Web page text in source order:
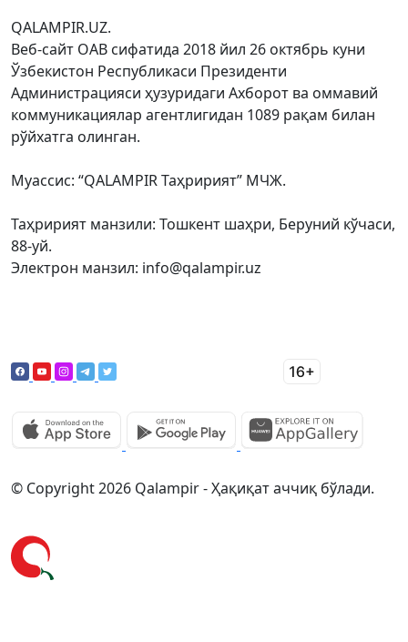
QALAMPIR.UZ.
Веб-сайт ОАВ сифатида 2018 йил 26 октябрь куни
Ўзбекистон Республикаси Президенти
Администрацияси ҳузуридаги Ахборот ва оммавий
коммуникациялар агентлигидан 1089 рақам билан
рўйхатга олинган.
Муассис: “QALAMPIR Таҳририят” МЧЖ.
Таҳририят манзили: Тошкент шаҳри, Беруний кўчаси,
88-уй.
Электрон манзил: info@qalampir.uz
© Copyright 2026 Qalampir - Ҳақиқат аччиқ бўлади.